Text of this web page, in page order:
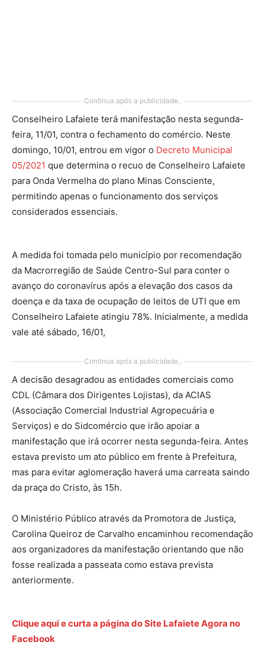
Continua após a publicidade..
Conselheiro Lafaiete terá manifestação nesta segunda-
feira, 11/01, contra o fechamento do comércio. Neste
domingo, 10/01, entrou em vigor o Decreto Municipal
05/2021 que determina o recuo de Conselheiro Lafaiete
para Onda Vermelha do plano Minas Consciente,
permitindo apenas o funcionamento dos serviços
considerados essenciais.
A medida foi tomada pelo município por recomendação
da Macrorregião de Saúde Centro-Sul para conter o
avanço do coronavírus após a elevação dos casos da
doença e da taxa de ocupação de leitos de UTI que em
Conselheiro Lafaiete atingiu 78%. Inicialmente, a medida
vale até sábado, 16/01,
Continua após a publicidade..
A decisão desagradou as entidades comerciais como
CDL (Câmara dos Dirigentes Lojistas), da ACIAS
(Associação Comercial Industrial Agropecuária e
Serviços) e do Sidcomércio que irão apoiar a
manifestação que irá ocorrer nesta segunda-feira. Antes
estava previsto um ato público em frente à Prefeitura,
mas para evitar aglomeração haverá uma carreata saindo
da praça do Cristo, às 15h.
O Ministério Público através da Promotora de Justiça,
Carolina Queiroz de Carvalho encaminhou recomendação
aos organizadores da manifestação orientando que não
fosse realizada a passeata como estava prevista
anteriormente.
Clique aqui e curta a página do Site Lafaiete Agora no
Facebook